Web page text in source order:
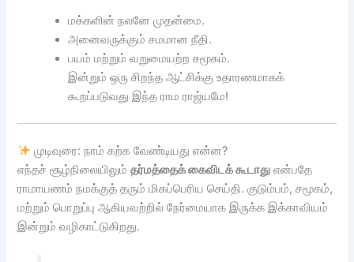
மக்களின் நலனே முதன்மை.
அனைவருக்கும் சமமான நீதி.
பயம் மற்றும் வறுமையற்ற சமூகம்.
இன்றும் ஒரு சிறந்த ஆட்சிக்கு உதாரணமாகக்
கூறப்படுவது இந்த ராம ராஜ்யமே!
முடிவுரை: நாம் கற்க வேண்டியது என்ன?
எந்தச் சூழ்நிலையிலும்தர்மத்தைக் கைவிடக் கூடாது என்பதே
ராமாயணம் நமக்குத் தரும் மிகப்பெரிய செய்தி. குடும்பம், சமூகம்,
மற்றும் பொறுப்பு ஆகியவற்றில் நேர்மையாக இருக்க இக்காவியம்
இன்றும் வழிகாட்டுகிறது.